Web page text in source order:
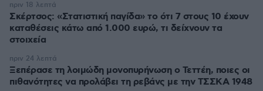
Σκέρτσος: «Στατιστική παγίδα» το ότι 7 στους 10 έχουν
καταθέσεις κάτω από 1.000 ευρώ, τι δείχνουν τα
στοιχεία
πριν 18 λεπτά
Ξεπέρασε τη λοιμώδη μονοπυρήνωση ο Τεττέη, ποιες οι
πιθανότητες να προλάβει τη ρεβάνς με την ΤΣΣΚΑ 1948
πριν 24 λεπτά